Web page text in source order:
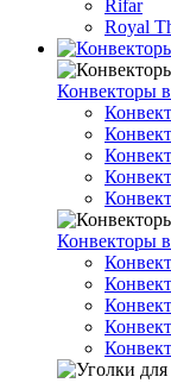
Rifar
Royal
Конвекторы
Конвекторы